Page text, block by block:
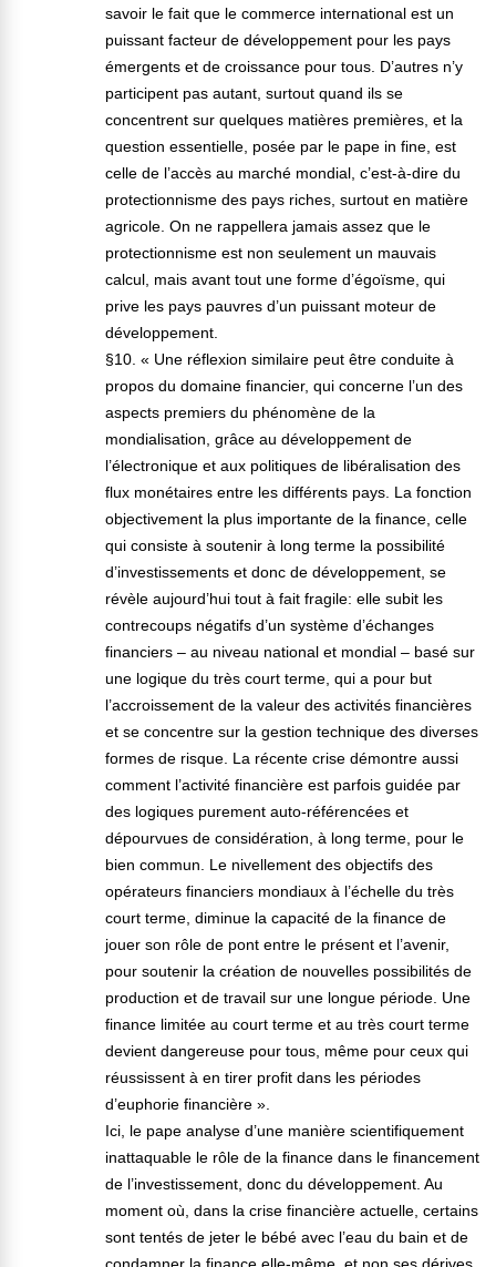
savoir le fait que le commerce international est un
puissant facteur de développement pour les pays
émergents et de croissance pour tous. D’autres n’y
participent pas autant, surtout quand ils se
concentrent sur quelques matières premières, et la
question essentielle, posée par le pape in fine, est
celle de l’accès au marché mondial, c’est-à-dire du
protectionnisme des pays riches, surtout en matière
agricole. On ne rappellera jamais assez que le
protectionnisme est non seulement un mauvais
calcul, mais avant tout une forme d’égoïsme, qui
prive les pays pauvres d’un puissant moteur de
développement.
§10. « Une réflexion similaire peut être conduite à
propos du domaine financier, qui concerne l’un des
aspects premiers du phénomène de la
mondialisation, grâce au développement de
l’électronique et aux politiques de libéralisation des
flux monétaires entre les différents pays. La fonction
objectivement la plus importante de la finance, celle
qui consiste à soutenir à long terme la possibilité
d’investissements et donc de développement, se
révèle aujourd’hui tout à fait fragile: elle subit les
contrecoups négatifs d’un système d’échanges
financiers – au niveau national et mondial – basé sur
une logique du très court terme, qui a pour but
l’accroissement de la valeur des activités financières
et se concentre sur la gestion technique des diverses
formes de risque. La récente crise démontre aussi
comment l’activité financière est parfois guidée par
des logiques purement auto-référencées et
dépourvues de considération, à long terme, pour le
bien commun. Le nivellement des objectifs des
opérateurs financiers mondiaux à l’échelle du très
court terme, diminue la capacité de la finance de
jouer son rôle de pont entre le présent et l’avenir,
pour soutenir la création de nouvelles possibilités de
production et de travail sur une longue période. Une
finance limitée au court terme et au très court terme
devient dangereuse pour tous, même pour ceux qui
réussissent à en tirer profit dans les périodes
d’euphorie financière ».
Ici, le pape analyse d’une manière scientifiquement
inattaquable le rôle de la finance dans le financement
de l’investissement, donc du développement. Au
moment où, dans la crise financière actuelle, certains
sont tentés de jeter le bébé avec l’eau du bain et de